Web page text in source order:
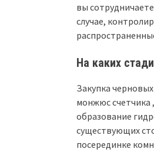
вы
случае,
На каких
Закупка
монжюс счетчика
образование
существующих
посерединке